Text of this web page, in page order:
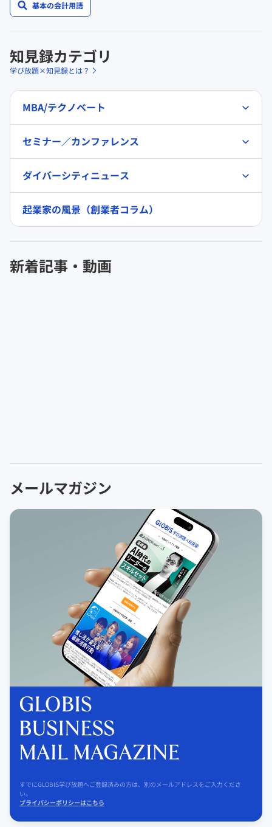
基本の会計用語
知見録カテゴリ
学び放題×知見録とは？
MBA/テクノベート
セミナー／カンファレンス
ダイバーシティニュース
起業家の風景（創業者コラム）
新着記事・動画
メールマガジン
すでにGLOBIS学び放題へご登録済みの方は、別のメールアドレスをご入力くださ
い。
プライバシーポリシーはこちら